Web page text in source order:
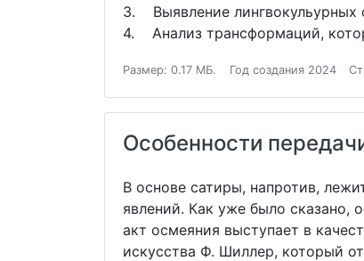
3. Выявление лингвокульурных
4. Анализ трансформаций,
Размер: 0.17 МБ. Год создания 2024
Особенности
В основе сатиры, напротив,
явлений. Как уже было сказано,
акт осмеяния выступает в
искусства Ф. Шиллер, который